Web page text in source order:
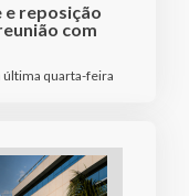
e reposição
com
última quarta-feira